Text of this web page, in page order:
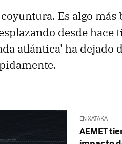
Es algo
desde
atlántica' ha
EN XATAKA
AEMET